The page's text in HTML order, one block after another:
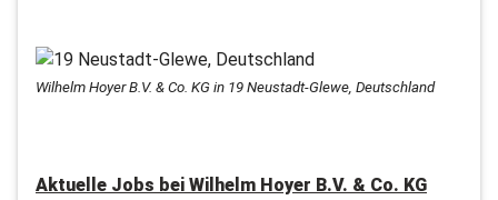
Wilhelm Hoyer B.V. & Co. KG in 19 Neustadt-Glewe, Deutschland
Aktuelle Jobs bei Wilhelm Hoyer B.V. & Co. KG